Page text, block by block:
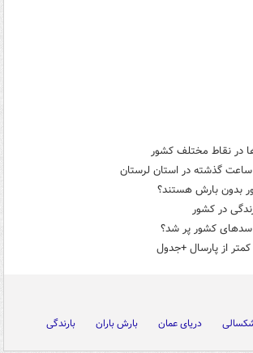
در نقاط مختلف کشور
بدون بارش هستند؟
سدهای کشور پر شد؟
از پارسال +جدول
دریای عمان بارش باران بارندگی